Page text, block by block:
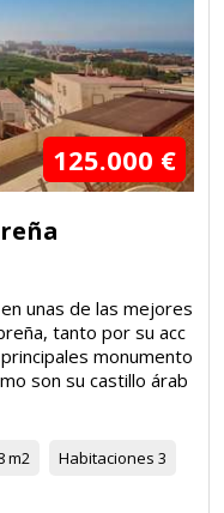
125.000 €
unas de las mejores
tanto por su acc
monumento
son su castillo árab
m2 Habitaciones 3